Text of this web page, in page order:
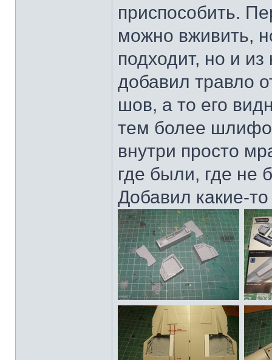
приспособить.
можно вживить,
подходит, но и
добавил травло
шов, а то его
тем более
внутри просто
где были, где не
Добавил какие-